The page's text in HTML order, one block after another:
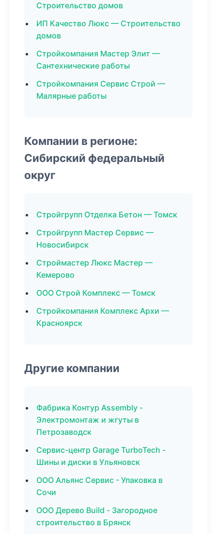
Строительство домов
ИП Качество Люкс — Строительство
домов
Стройкомпания Мастер Элит —
Сантехнические работы
Стройкомпания Сервис Строй —
Малярные работы
Компании в регионе:
Сибирский федеральный
округ
Стройгрупп Отделка Бетон — Томск
Стройгрупп Мастер Сервис —
Новосибирск
Строймастер Люкс Мастер —
Кемерово
ООО Строй Комплекс — Томск
Стройкомпания Комплекс Архи —
Красноярск
Другие компании
Фабрика Контур Assembly -
Электромонтаж и жгуты в
Петрозаводск
Сервис-центр Garage TurboTech -
Шины и диски в Ульяновск
ООО Альянс Сервис - Упаковка в
Сочи
ООО Дерево Build - Загородное
строительство в Брянск